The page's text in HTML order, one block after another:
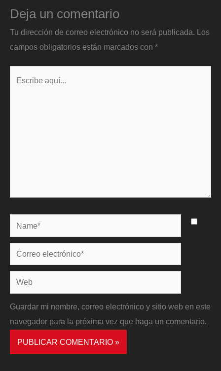
Deja un comentario
Tu dirección de correo electrónico no será publicada. Los
campos obligatorios están marcados con *
Name*
Correo
electrónico*
Web
Guardar mi nombre, correo electrónico y sitio web en este
navegador para la próxima vez que haga un comentario.